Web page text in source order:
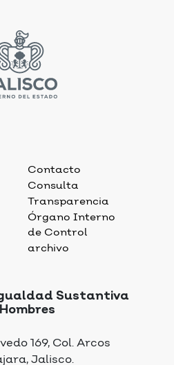
Contacto
Consulta
Transparencia
Órgano Interno
de Control
archivo
Sustantiva
169, Col. Arcos
Jalisco.